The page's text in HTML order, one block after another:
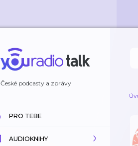
České podcasty a zprávy
PRO TEBE
AUDIOKNIHY